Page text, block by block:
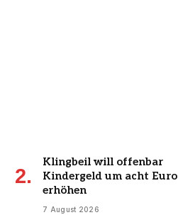
Klingbeil will offenbar
Kindergeld um acht Euro
erhöhen
7 August 2026